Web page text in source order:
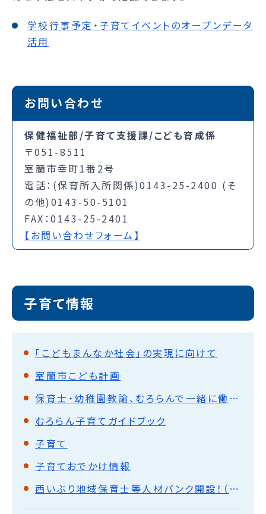
学校行事予定・子育てイベントのオープンデータ
活用
お問い合わせ
保健福祉部/子育て支援課/こども育成係
〒051-8511
室蘭市幸町1番2号
電話：(保育所入所関係)0143-25-2400 (そ
の他)0143-50-5101
FAX：0143-25-2401
【お問い合わせフォーム】
子育て情報
「こどもまんなか社会」の実現に向けて
室蘭市こども計画
保育士・幼稚園教諭、むろらんで一緒に働こう！
むろらん子育てガイドブック
子育て
子育ておでかけ情報
西いぶり地域保育士等人材バンク開設！（スマートフォン・パソコンから申込できます）